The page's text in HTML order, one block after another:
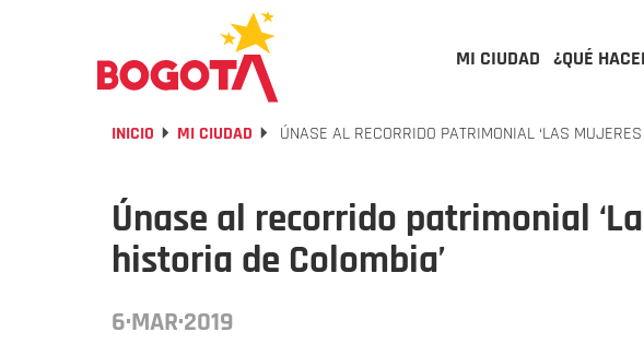
MI CIUDAD ¿QUÉ
INICIO MI CIUDAD ÚNASE AL RECORRIDO PATRIMONIAL ‘LAS
Únase al recorrido patrimonial
historia de Colombia’
6·MAR·2019